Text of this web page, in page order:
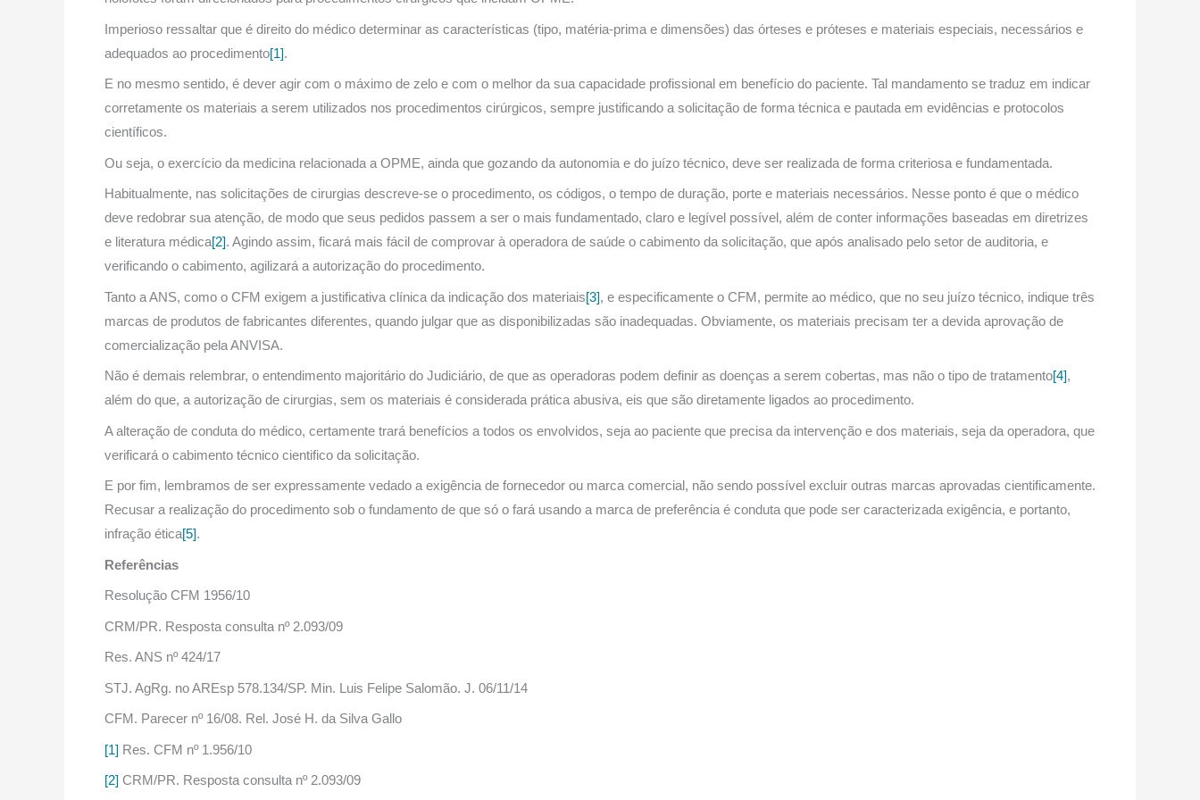
Imperioso ressaltar que é direito do médico determinar as características (tipo, matéria-prima e dimensões) das órteses e próteses e materiais especiais, necessários e
adequados ao procedimento[1].
E no mesmo sentido, é dever agir com o máximo de zelo e com o melhor da sua capacidade profissional em benefício do paciente. Tal mandamento se traduz em indicar
corretamente os materiais a serem utilizados nos procedimentos cirúrgicos, sempre justificando a solicitação de forma técnica e pautada em evidências e protocolos
científicos.
Ou seja, o exercício da medicina relacionada a OPME, ainda que gozando da autonomia e do juízo técnico, deve ser realizada de forma criteriosa e fundamentada.
Habitualmente, nas solicitações de cirurgias descreve-se o procedimento, os códigos, o tempo de duração, porte e materiais necessários. Nesse ponto é que o médico
deve redobrar sua atenção, de modo que seus pedidos passem a ser o mais fundamentado, claro e legível possível, além de conter informações baseadas em diretrizes
e literatura médica[2]. Agindo assim, ficará mais fácil de comprovar à operadora de saúde o cabimento da solicitação, que após analisado pelo setor de auditoria, e
verificando o cabimento, agilizará a autorização do procedimento.
Tanto a ANS, como o CFM exigem a justificativa clínica da indicação dos materiais[3], e especificamente o CFM, permite ao médico, que no seu juízo técnico, indique três
marcas de produtos de fabricantes diferentes, quando julgar que as disponibilizadas são inadequadas. Obviamente, os materiais precisam ter a devida aprovação de
comercialização pela ANVISA.
Não é demais relembrar, o entendimento majoritário do Judiciário, de que as operadoras podem definir as doenças a serem cobertas, mas não o tipo de tratamento[4],
além do que, a autorização de cirurgias, sem os materiais é considerada prática abusiva, eis que são diretamente ligados ao procedimento.
A alteração de conduta do médico, certamente trará benefícios a todos os envolvidos, seja ao paciente que precisa da intervenção e dos materiais, seja da operadora, que
verificará o cabimento técnico cientifico da solicitação.
E por fim, lembramos de ser expressamente vedado a exigência de fornecedor ou marca comercial, não sendo possível excluir outras marcas aprovadas cientificamente.
Recusar a realização do procedimento sob o fundamento de que só o fará usando a marca de preferência é conduta que pode ser caracterizada exigência, e portanto,
infração ética[5].
Referências
Resolução CFM 1956/10
CRM/PR. Resposta consulta nº 2.093/09
Res. ANS nº 424/17
STJ. AgRg. no AREsp 578.134/SP. Min. Luis Felipe Salomão. J. 06/11/14
CFM. Parecer nº 16/08. Rel. José H. da Silva Gallo
[1] Res. CFM nº 1.956/10
[2] CRM/PR. Resposta consulta nº 2.093/09